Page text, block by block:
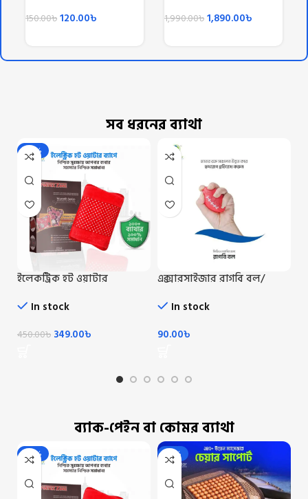
150.00৳120.00৳ 1,990.00৳1,890.00৳
সব ধরনের ব্যাথা
-22%
ইলেকট্রিক হট ওয়াটার
In stock
450.00৳ 349.00৳
এক্সারসাইজার রাগবি বল/
In stock
90.00৳
ব্যাক-পেইন বা কোমর ব্যাথা
-22% -30%